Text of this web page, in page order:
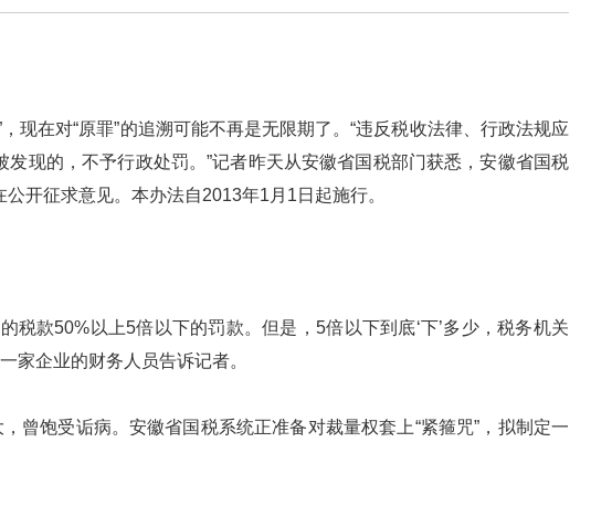
在对“原罪”的追溯可能不再是无限期了。“违反税收法律、行政法规应
现的，不予行政处罚。”记者昨天从安徽省国税部门获悉，安徽省国税
开征求意见。本办法自2013年1月1日起施行。
款50%以上5倍以下的罚款。但是，5倍以下到底‘下’多少，税务机关
家企业的财务人员告诉记者。
饱受诟病。安徽省国税系统正准备对裁量权套上“紧箍咒”，拟制定一